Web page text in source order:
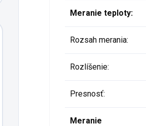
Meranie teploty:
Rozsah merania:
Rozlíšenie:
Presnosť:
Meranie